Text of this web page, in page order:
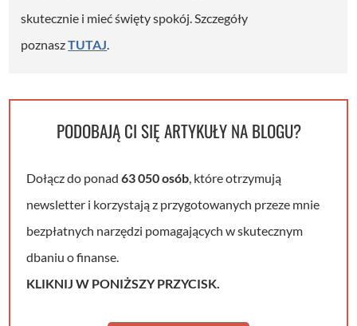
skutecznie i mieć święty spokój. Szczegóły
poznaszTUTAJ
PODOBAJĄ CI SIĘ ARTYKUŁY NA BLOGU?
Dołącz do ponad63 050 osób, które otrzymują
newsletter i korzystają z przygotowanych przeze mnie
bezpłatnych narzędzi pomagających w skutecznym
dbaniu o finanse.
KLIKNIJ W PONIŻSZY PRZYCISK.